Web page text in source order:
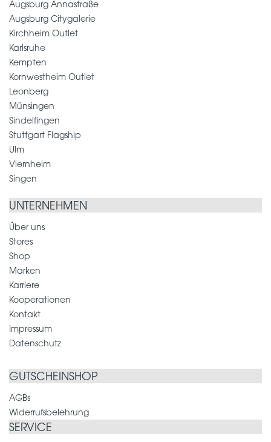
Augsburg Annastraße
Augsburg Citygalerie
Kirchheim Outlet
Karlsruhe
Kempten
Kornwestheim Outlet
Leonberg
Münsingen
Sindelfingen
Stuttgart Flagship
Ulm
Viernheim
Singen
UNTERNEHMEN
Über uns
Stores
Shop
Marken
Karriere
Kooperationen
Kontakt
Impressum
Datenschutz
GUTSCHEINSHOP
AGBs
Widerrufsbelehrung
SERVICE